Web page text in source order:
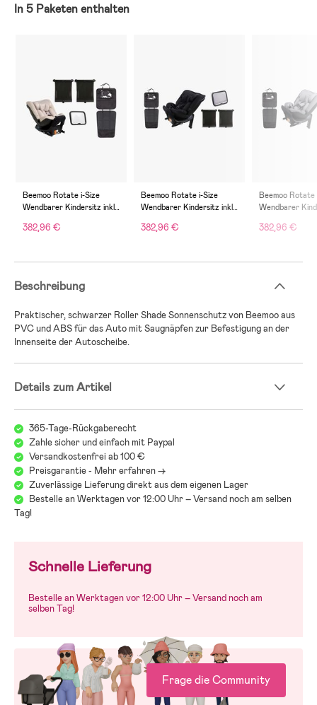
In 5 Paketen enthalten
Beemoo Rotate i-Size
Wendbarer Kindersitz inkl.
382,96 €
Beemoo Rotate i-Size
Wendbarer Kindersitz inkl.
382,96 €
Beemoo Rotate
Wendbarer
382,96 €
Beschreibung
Praktischer, schwarzer Roller Shade Sonnenschutz von Beemoo aus
PVC und ABS für das Auto mit Saugnäpfen zur Befestigung an der
Innenseite der Autoscheibe.
Details zum Artikel
365-Tage-Rückgaberecht
Zahle sicher und einfach mit Paypal
Versandkostenfrei ab 100 €
Preisgarantie - Mehr erfahren ->
Zuverlässige Lieferung direkt aus dem eigenen Lager
Bestelle an Werktagen vor 12:00 Uhr – Versand noch am selben
Tag!
Schnelle Lieferung
Bestelle an Werktagen vor 12:00 Uhr – Versand noch am
selben Tag!
Frage die Community